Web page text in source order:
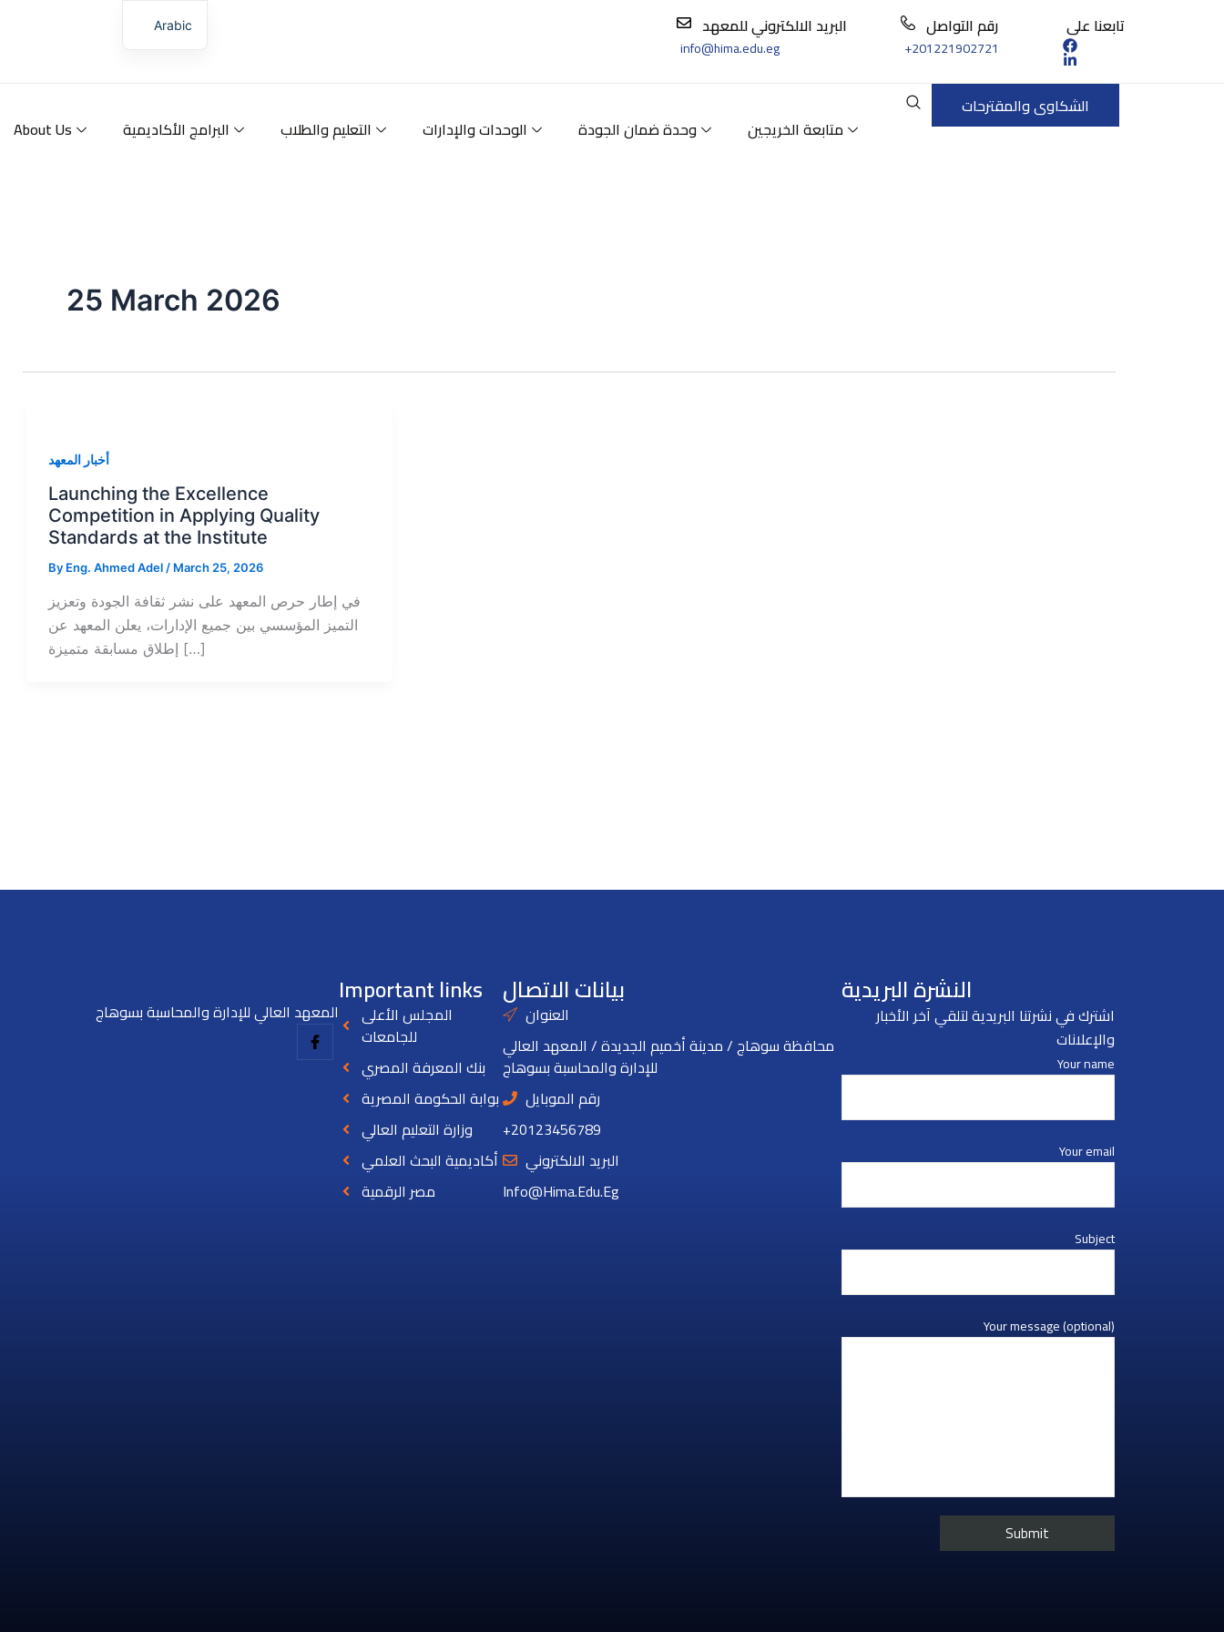
البريد الالكتروني للمعهد
info@hima.edu.eg
رقم التواصل
+201221902721
تابعنا على
About Us البرامج الأكاديمية التعليم والطلاب الوحدات والإدارات وحدة ضمان الجودة متابعة الخريجين
الشكاوى والمقترحات
25 March 2026
أخبار المعهد
Launching the Excellence
Competition in Applying Quality
Standards at the Institute
By Eng. Ahmed Adel / March 25, 2026
في إطار حرص المعهد على نشر ثقافة الجودة وتعزيز
التميز المؤسسي بين جميع الإدارات، يعلن المعهد عن
إطلاق مسابقة متميزة […]
المعهد العالي للإدارة والمحاسبة بسوهاج
Important links
المجلس الأعلى
للجامعات
بنك المعرفة المصري
بوابة الحكومة المصرية
وزارة التعليم العالي
أكاديمية البحث العلمي
مصر الرقمية
بيانات الاتصال
العنوان
محافظة سوهاج / مدينة أخميم الجديدة / المعهد العالي
للإدارة والمحاسبة بسوهاج
رقم الموبايل
+20123456789
البريد الالكتروني
Info@hima.edu.eg
النشرة البريدية
اشترك في نشرتنا البريدية لتلقي آخر الأخبار
والإعلانات
Your name
Your email
Subject
Your message (optional)
Arabic